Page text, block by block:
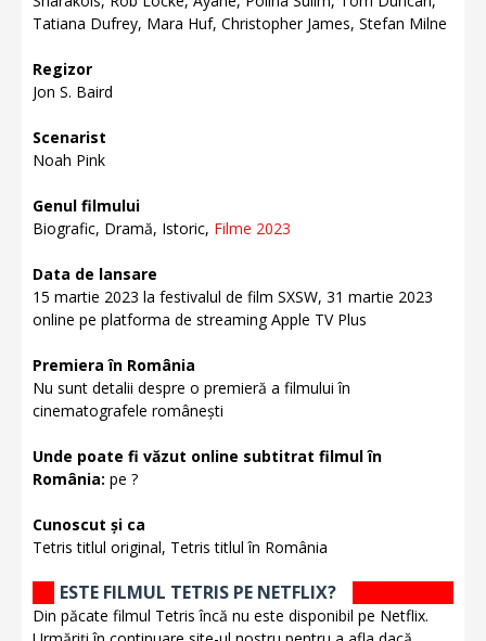
Tatiana Dufrey, Mara Huf, Christopher James, Stefan Milne
Regizor
Jon S. Baird
Scenarist
Noah Pink
Genul filmului
Biografic, Dramă, Istoric, Filme 2023
Data de lansare
15 martie 2023 la festivalul de film SXSW, 31 martie 2023
online pe platforma de streaming Apple TV Plus
Premiera în România
Nu sunt detalii despre o premieră a filmului în
cinematografele românești
Unde poate fi văzut online subtitrat filmul în
România: pe ?
Cunoscut și ca
Tetris titlul original, Tetris titlul în România
ESTE FILMUL TETRIS PE NETFLIX?
Din păcate filmul Tetris încă nu este disponibil pe Netflix.